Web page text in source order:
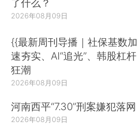
了什么？
2026年08月09日
{{最新周刊导播｜社保基数加
速夯实、AI“追光”、韩股杠杆
狂潮
2026年08月09日
河南西平“7.30”刑案嫌犯落网
2026年08月09日